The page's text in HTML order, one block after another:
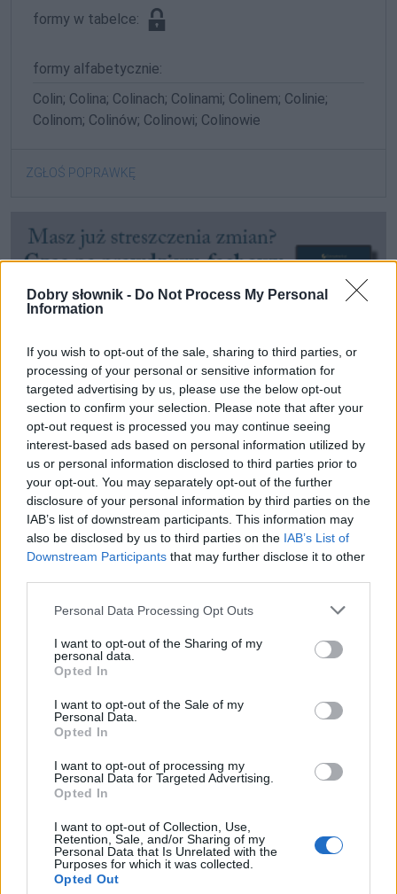
Dobry słownik - Do Not Process My Personal
Information
If you wish to opt-out of the sale, sharing to third parties, or
processing of your personal or sensitive information for
targeted advertising by us, please use the below opt-out
section to confirm your selection. Please note that after your
opt-out request is processed you may continue seeing
interest-based ads based on personal information utilized by
us or personal information disclosed to third parties prior to
your opt-out. You may separately opt-out of the further
disclosure of your personal information by third parties on the
IAB’s list of downstream participants. This information may
also be disclosed by us to third parties on the IAB’s List of
Downstream Participants that may further disclose it to other
Please note that this website/app uses one or more Google
not limited to your visit or usage behaviour. You may click to
grant or deny consent to Google and its third-party tags to
use your data for below specified purposes in below Google
consent section.
Personal Data Processing Opt Outs
I want to opt-out of the Sharing of my
personal data.
Opted In
I want to opt-out of the Sale of my
Personal Data.
Opted In
I want to opt-out of processing my
Personal Data for Targeted Advertising.
Opted In
I want to opt-out of Collection, Use,
Retention, Sale, and/or Sharing of my
Personal Data that Is Unrelated with the
Purposes for which it was collected.
Opted Out
formy w tabelce:
formy alfabetycznie:
Colin; Colina; Colinach; Colinami; Colinem; Colinie;
Colinom; Colinów; Colinowi; Colinowie
ZGŁOŚ POPRAWKĘ
Pozostały wątpliwości? Brakuje czegoś w haśle?
Zobacz, co zyskują abonenci Dobrego słownika.
SPRAWDŹ
Jak by tojakby zapisać?
Odmiana a wymowa. Problematyczne przypadki
Odmiana: opotrafiąc
Ciekawostki
napędzić pietra— A skąd ten
hokus-pokus — O tajemniczym pochodzeniu tajemniczego
hokus-pokus
Mogą Cię zainteresować również hasła